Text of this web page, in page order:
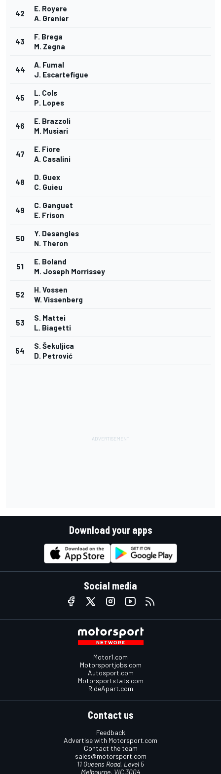
42
E. Royere
A. Grenier
43
F. Brega
M. Zegna
44
A. Fumal
J. Escartefigue
45
L. Cols
P. Lopes
46
E. Brazzoli
M. Musiari
47
E. Fiore
A. Casalini
48
D. Guex
C. Guieu
49
C. Ganguet
E. Frison
50
Y. Desangles
N. Theron
51
E. Boland
M. Joseph Morrissey
52
H. Vossen
W. Vissenberg
53
S. Mattei
L. Biagetti
54
S. Šekuljica
D. Petrović
Download your apps
Social media
Motor1.com
Motorsportjobs.com
Autosport.com
Motorsportstats.com
RideApart.com
Contact us
Feedback
Advertise with Motorsport.com
Contact the team
sales@motorsport.com
11 Queens Road, Level 5
Melbourne, VIC 3004